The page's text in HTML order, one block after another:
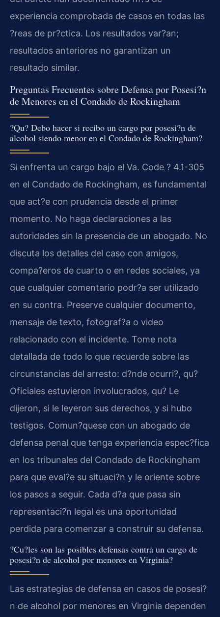
experiencia comprobada de casos en todas las
?reas de pr?ctica. Los resultados var?an;
resultados anteriores no garantizan un
resultado similar.
Preguntas Frecuentes sobre Defensa por Posesi?n
de Menores en el Condado de Rockingham
?Qu? Debo hacer si recibo un cargo por posesi?n de
alcohol siendo menor en el Condado de Rockingham?
Si enfrenta un cargo bajo el Va. Code ? 4.1-305
en el Condado de Rockingham, es fundamental
que act?e con prudencia desde el primer
momento. No haga declaraciones a las
autoridades sin la presencia de un abogado. No
discuta los detalles del caso con amigos,
compa?eros de cuarto o en redes sociales, ya
que cualquier comentario podr?a ser utilizado
en su contra. Preserve cualquier documento,
mensaje de texto, fotograf?a o video
relacionado con el incidente. Tome nota
detallada de todo lo que recuerde sobre las
circunstancias del arresto: d?nde ocurri?, qu?
Oficiales estuvieron involucrados, qu? Le
dijeron, si le leyeron sus derechos, y si hubo
testigos. Comun?quese con un abogado de
defensa penal que tenga experiencia espec?fica
en los tribunales del Condado de Rockingham
para que eval?e su situaci?n y le oriente sobre
los pasos a seguir. Cada d?a que pasa sin
representaci?n legal es una oportunidad
perdida para comenzar a construir su defensa.
?Cu?les son las posibles defensas contra un cargo de
posesi?n de alcohol por menores en Virginia?
Las estrategias de defensa en casos de posesi?
n de alcohol por menores en Virginia dependen